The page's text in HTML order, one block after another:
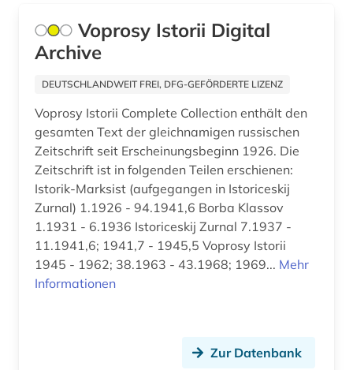
fernerkundung (2)
festkörperchemie (1)
festschrift (1)
fid benelux (1)
fid biodiversitätsforschung (1)
fid erziehungswissenschaft und
Voprosy Istorii Digital
Archive
DEUTSCHLANDWEIT FREI, DFG-GEFÖRDERTE LIZENZ
Voprosy Istorii Complete Collection enthält den
gesamten Text der gleichnamigen russischen
Zeitschrift seit Erscheinungsbeginn 1926. Die
Zeitschrift ist in folgenden Teilen erschienen:
Istorik-Marksist (aufgegangen in Istoriceskij
Zurnal) 1.1926 - 94.1941,6 Borba Klassov
1.1931 - 6.1936 Istoriceskij Zurnal 7.1937 -
11.1941,6; 1941,7 - 1945,5 Voprosy Istorii
1945 - 1962; 38.1963 - 43.1968; 1969... Mehr
Informationen
Zur Datenbank